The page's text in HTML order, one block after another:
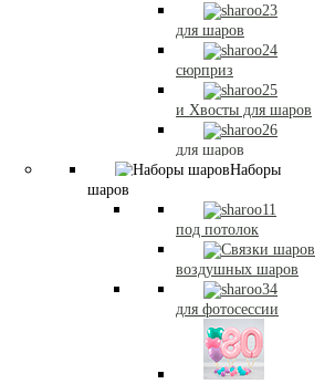
для шаров
сюрприз
и Хвосты для шаров
для шаров
Наборы
шаров
под потолок
воздушных шаров
для фотосессии